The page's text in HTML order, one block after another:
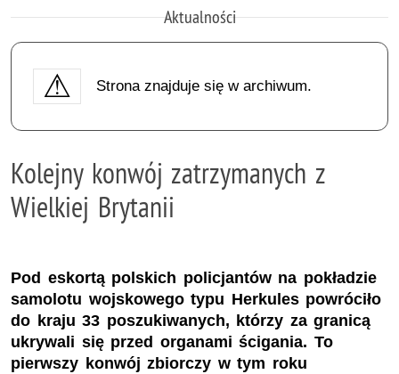
Aktualności
Strona znajduje się w archiwum.
Kolejny konwój zatrzymanych z
Wielkiej Brytanii
Pod eskortą polskich policjantów na pokładzie
samolotu wojskowego typu Herkules powróciło
do kraju 33 poszukiwanych, którzy za granicą
ukrywali się przed organami ścigania. To
pierwszy konwój zbiorczy w tym roku